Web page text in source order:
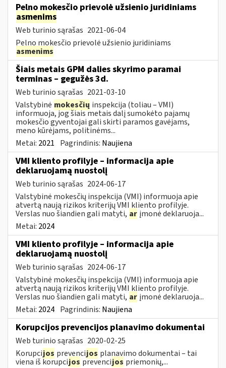
Pelno mokesčio prievolė užsienio juridiniams
asmenims
Web turinio sąrašas 2021-06-04
Pelno mokesčio prievolė užsienio juridiniams
asmenims
Šiais metais GPM dalies skyrimo paramai
terminas – gegužės 3d.
Web turinio sąrašas 2021-03-10
Valstybinė mokesčių inspekcija (toliau – VMI)
informuoja, jog šiais metais dalį sumokėto pajamų
mokesčio gyventojai gali skirti paramos gavėjams,
meno kūrėjams, politinėms...
Metai: 2021 Pagrindinis: Naujiena
VMI kliento profilyje – informacija apie
deklaruojamą nuostolį
Web turinio sąrašas 2024-06-17
Valstybinė mokesčių inspekcija (VMI) informuoja apie
atvertą naują rizikos kriterijų VMI kliento profilyje.
Verslas nuo šiandien gali matyti, ar įmonė deklaruoja...
Metai: 2024
VMI kliento profilyje – informacija apie
deklaruojamą nuostolį
Web turinio sąrašas 2024-06-17
Valstybinė mokesčių inspekcija (VMI) informuoja apie
atvertą naują rizikos kriterijų VMI kliento profilyje.
Verslas nuo šiandien gali matyti, ar įmonė deklaruoja...
Metai: 2024 Pagrindinis: Naujiena
Korupcijos prevencijos planavimo dokumentai
Web turinio sąrašas 2020-02-25
Korupcijos prevencijos planavimo dokumentai – tai
viena iš korupcijos prevencijos priemonių,...